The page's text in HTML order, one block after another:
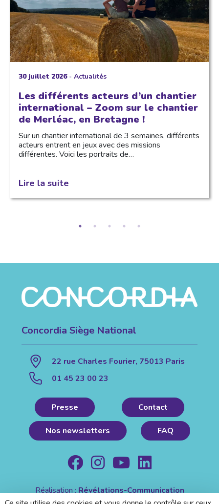
30 juillet 2026- Actualités
Les différents acteurs d’un chantier
international – Zoom sur le chantier
de Merléac, en Bretagne !
Sur un chantier international de 3 semaines, différents
acteurs entrent en jeux avec des missions
différentes. Voici les portraits de…
Lire la suite
Concordia Siège National
22 rue Charles Fourier, 75013 Paris
01 45 23 00 23
Presse Contact
Nos newsletters FAQ
Réalisation :Révélations-Communication